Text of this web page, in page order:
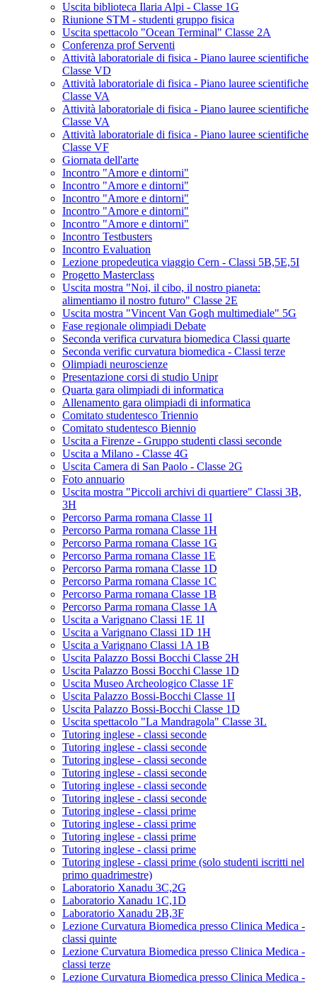
Uscita biblioteca Ilaria Alpi - Classe 1G
Riunione STM - studenti gruppo fisica
Uscita spettacolo "Ocean Terminal" Classe 2A
Conferenza prof Serventi
Attività laboratoriale di fisica - Piano lauree scientifiche
Classe VD
Attività laboratoriale di fisica - Piano lauree scientifiche
Classe VA
Attività laboratoriale di fisica - Piano lauree scientifiche
Classe VA
Attività laboratoriale di fisica - Piano lauree scientifiche
Classe VF
Giornata dell'arte
Incontro "Amore e dintorni"
Incontro "Amore e dintorni"
Incontro "Amore e dintorni"
Incontro "Amore e dintorni"
Incontro "Amore e dintorni"
Incontro Testbusters
Incontro Evaluation
Lezione propedeutica viaggio Cern - Classi 5B,5E,5I
Progetto Masterclass
Uscita mostra "Noi, il cibo, il nostro pianeta:
alimentiamo il nostro futuro" Classe 2E
Uscita mostra "Vincent Van Gogh multimediale" 5G
Fase regionale olimpiadi Debate
Seconda verifica curvatura biomedica Classi quarte
Seconda verific curvatura biomedica - Classi terze
Olimpiadi neuroscienze
Presentazione corsi di studio Unipr
Quarta gara olimpiadi di informatica
Allenamento gara olimpiadi di informatica
Comitato studentesco Triennio
Comitato studentesco Biennio
Uscita a Firenze - Gruppo studenti classi seconde
Uscita a Milano - Classe 4G
Uscita Camera di San Paolo - Classe 2G
Foto annuario
Uscita mostra "Piccoli archivi di quartiere" Classi 3B,
3H
Percorso Parma romana Classe 1I
Percorso Parma romana Classe 1H
Percorso Parma romana Classe 1G
Percorso Parma romana Classe 1E
Percorso Parma romana Classe 1D
Percorso Parma romana Classe 1C
Percorso Parma romana Classe 1B
Percorso Parma romana Classe 1A
Uscita a Varignano Classi 1E 1I
Uscita a Varignano Classi 1D 1H
Uscita a Varignano Classi 1A 1B
Uscita Palazzo Bossi Bocchi Classe 2H
Uscita Palazzo Bossi Bocchi Classe 1D
Uscita Museo Archeologico Classe 1F
Uscita Palazzo Bossi-Bocchi Classe 1I
Uscita Palazzo Bossi-Bocchi Classe 1D
Uscita spettacolo "La Mandragola" Classe 3L
Tutoring inglese - classi seconde
Tutoring inglese - classi seconde
Tutoring inglese - classi seconde
Tutoring inglese - classi seconde
Tutoring inglese - classi seconde
Tutoring inglese - classi seconde
Tutoring inglese - classi prime
Tutoring inglese - classi prime
Tutoring inglese - classi prime
Tutoring inglese - classi prime
Tutoring inglese - classi prime (solo studenti iscritti nel
primo quadrimestre)
Laboratorio Xanadu 3C,2G
Laboratorio Xanadu 1C,1D
Laboratorio Xanadu 2B,3F
Lezione Curvatura Biomedica presso Clinica Medica -
classi quinte
Lezione Curvatura Biomedica presso Clinica Medica -
classi terze
Lezione Curvatura Biomedica presso Clinica Medica -